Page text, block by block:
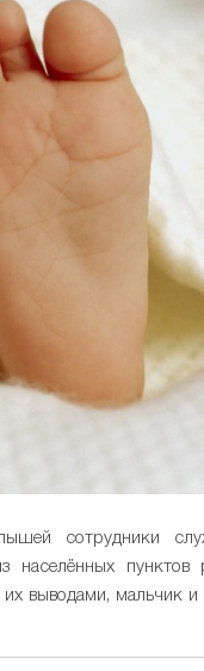
сотрудники
пунктов
выводами, мальчик